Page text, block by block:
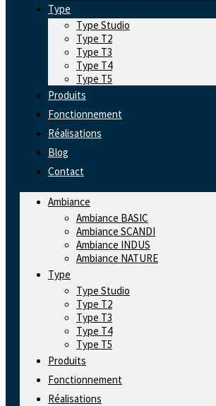
Type
Type Studio
Type T2
Type T3
Type T4
Type T5
Produits
Fonctionnement
Réalisations
Blog
Contact
Ambiance
Ambiance BASIC
Ambiance SCANDI
Ambiance INDUS
Ambiance NATURE
Type
Type Studio
Type T2
Type T3
Type T4
Type T5
Produits
Fonctionnement
Réalisations